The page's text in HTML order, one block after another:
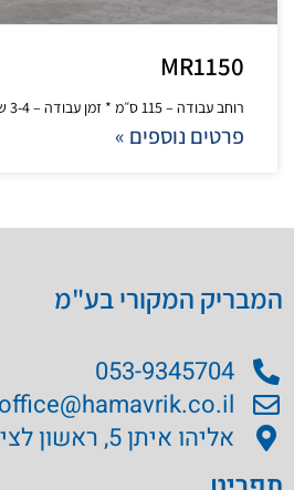
MR1150
רוחב עבודה – 115 ס״מ * זמן עבודה – 3-4 שעות * מיכל – 80
פרטים נוספים »
המבריק המקורי בע"מ
053-9345704
office@hamavrik.co.il
אליהו איתן 5, ראשון לציון